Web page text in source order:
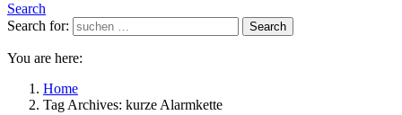
Search
Search for:
Search
You are here:
Home
Tag Archives: kurze Alarmkette